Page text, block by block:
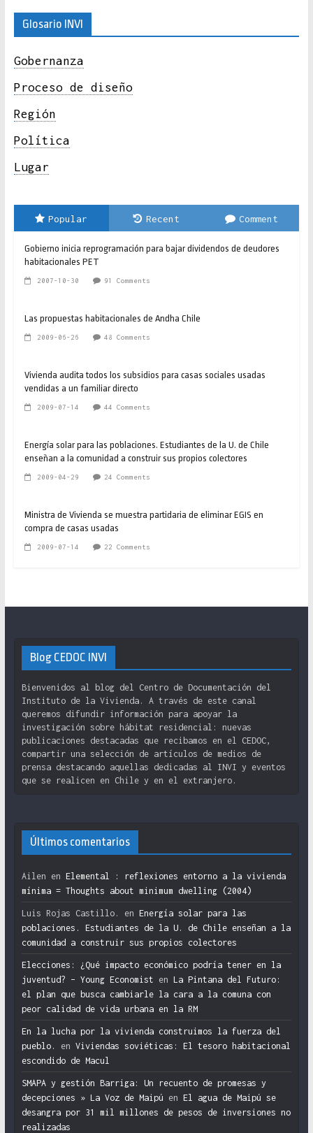
Glosario INVI
Gobernanza
Proceso de diseño
Región
Política
Lugar
Popular Recent Comment
Gobierno inicia reprogramación para bajar dividendos de deudores
habitacionales PET
2007-10-30 91 Comments
Las propuestas habitacionales de Andha Chile
2009-06-26 48 Comments
Vivienda audita todos los subsidios para casas sociales usadas
vendidas a un familiar directo
2009-07-14 44 Comments
Energía solar para las poblaciones. Estudiantes de la U. de Chile
enseñan a la comunidad a construir sus propios colectores
2009-04-29 24 Comments
Ministra de Vivienda se muestra partidaria de eliminar EGIS en
compra de casas usadas
2009-07-14 22 Comments
Blog CEDOC INVI
Bienvenidos al blog del Centro de Documentación del
Instituto de la Vivienda. A través de este canal
queremos difundir información para apoyar la
investigación sobre hábitat residencial: nuevas
publicaciones destacadas que recibamos en el CEDOC,
compartir una selección de artículos de medios de
prensa destacando aquellas dedicadas al INVI y eventos
que se realicen en Chile y en el extranjero.
Últimos comentarios
Ailen en Elemental : reflexiones entorno a la vivienda
mínima = Thoughts about minimum dwelling (2004)
Luis Rojas Castillo. en Energía solar para las
poblaciones. Estudiantes de la U. de Chile enseñan a la
comunidad a construir sus propios colectores
Elecciones: ¿Qué impacto económico podría tener en la
juventud? – Young Economist en La Pintana del Futuro:
el plan que busca cambiarle la cara a la comuna con
peor calidad de vida urbana en la RM
En la lucha por la vivienda construimos la fuerza del
pueblo.
en Viviendas soviéticas: El tesoro habitacional
escondido de Macul
SMAPA y gestión Barriga: Un recuento de promesas y
decepciones » La Voz de Maipú en El agua de Maipú se
desangra por 31 mil millones de pesos de inversiones no
realizadas